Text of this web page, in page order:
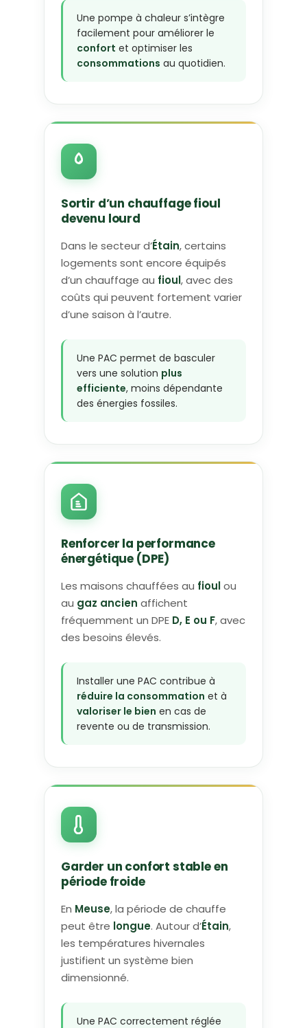
Une pompe à chaleur s’intègre
facilement pour améliorer le
confort et optimiser les
consommations au quotidien.
Sortir d’un chauffage fioul
devenu lourd
Dans le secteur d’Étain, certains
logements sont encore équipés
d’un chauffage au fioul, avec des
coûts qui peuvent fortement varier
d’une saison à l’autre.
Une PAC permet de basculer
vers une solution plus
efficiente, moins dépendante
des énergies fossiles.
Renforcer la performance
énergétique (DPE)
Les maisons chauffées au fioulou
au gaz ancien affichent
fréquemment un DPE D, E ou F, avec
des besoins élevés.
Installer une PAC contribue à
réduire la consommation et à
valoriser le bien en cas de
revente ou de transmission.
Garder un confort stable en
période froide
En Meuse, la période de chauffe
peut être longue. Autour d’Étain,
les températures hivernales
justifient un système bien
dimensionné.
Une PAC correctement réglée